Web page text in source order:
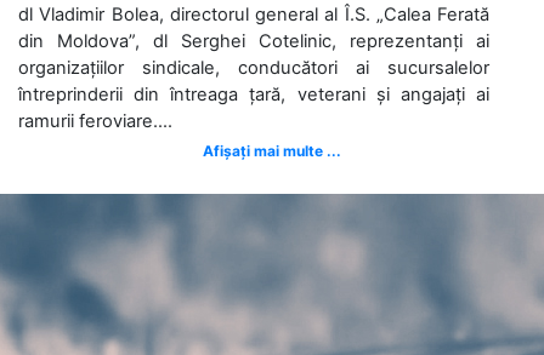
dl Vladimir Bolea, directorul general al Î.S. „Calea Ferată
din Moldova”, dl Serghei Cotelinic, reprezentanți ai
organizațiilor sindicale, conducători ai sucursalelor
întreprinderii din întreaga țară, veterani și angajați ai
ramurii feroviare....
Afișați mai multe ...